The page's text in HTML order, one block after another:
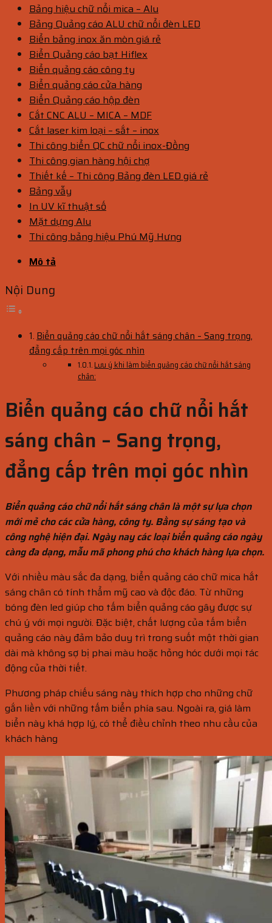
Bảng hiệu chữ nổi mica – Alu
Bảng Quảng cáo ALU chữ nổi đèn LED
Biển bảng inox ăn mòn giá rẻ
Biển Quảng cáo bạt Hiflex
Biển quảng cáo công ty
Biển quảng cáo cửa hàng
Biển Quảng cáo hộp đèn
Cắt CNC ALU – MICA – MDF
Cắt laser kim loại – sắt – inox
Thi công biển QC chữ nổi inox-Đồng
Thi công gian hàng hội chợ
Thiết kế – Thi công Bảng đèn LED giá rẻ
Bảng vẫy
In UV kĩ thuật số
Mặt dựng Alu
Thi công bảng hiệu Phú Mỹ Hưng
Mô tả
Nội Dung
Biển quảng cáo chữ nổi hắt sáng chân – Sang trọng,
đẳng cấp trên mọi góc nhìn
Lưu ý khi làm biển quảng cáo chữ nổi hắt sáng
chân:
Biển quảng cáo chữ nổi hắt
sáng chân – Sang trọng,
đẳng cấp trên mọi góc nhìn
Biển quảng cáo chữ nổi hắt sáng chân là một sự lựa chọn
mới mẻ cho các cửa hàng, công ty. Bằng sự sáng tạo và
công nghệ hiện đại. Ngày nay các loại biển quảng cáo ngày
càng đa dạng, mẫu mã phong phú cho khách hàng lựa chọn.
Với nhiều màu sắc đa dạng, biển quảng cáo chữ mica hắt
sáng chân có tính thẩm mỹ cao và độc đáo. Từ những
bóng đèn led giúp cho tấm biển quảng cáo gây được sự
chú ý với mọi người. Đặc biệt, chất lượng của tấm biển
quảng cáo này đảm bảo duy trì trong suốt một thời gian
dài mà không sợ bị phai màu hoặc hỏng hóc dưới mọi tác
động của thời tiết.
Phương pháp chiếu sáng này thích hợp cho những chữ
gắn liền với những tấm biển phía sau. Ngoài ra, giá làm
biển này khá hợp lý, có thể điều chỉnh theo nhu cầu của
khách hàng